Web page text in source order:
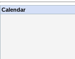
Calendar